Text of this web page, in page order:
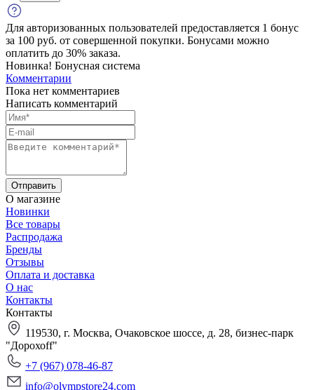
Для авторизованных пользователей предоставляется 1 бонус
за 100 руб. от совершенной покупки. Бонусами можно
оплатить до 30% заказа.
Новинка! Бонусная система
Комментарии
Пока нет комментариев
Написать комментарий
О магазине
Новинки
Все товары
Распродажа
Бренды
Отзывы
Оплата и доставка
О нас
Контакты
Контакты
119530, г. Москва, Очаковское шоссе, д. 28, бизнес-парк
"Дорохоff"
+7 (967) 078-46-87
info@olympstore24.com